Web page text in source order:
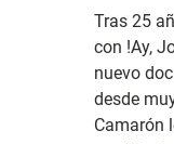
Tras 25
con !Ay,
nuevo
desde
Camarón